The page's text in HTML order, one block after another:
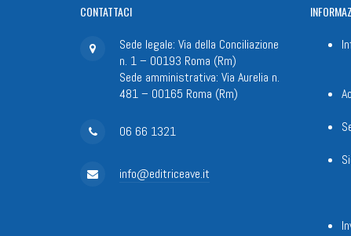
CONTATTACI
Sede legale: Via della Conciliazione
n. 1 – 00193 Roma (Rm)
Sede amministrativa: Via Aurelia n.
481 – 00165 Roma (Rm)
06 66 1321
info@editriceave.it